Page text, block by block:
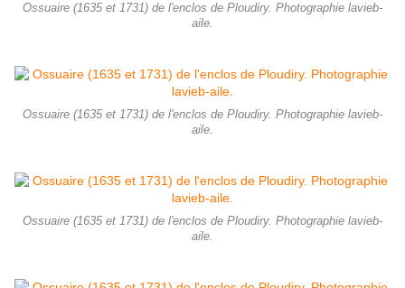
Ossuaire (1635 et 1731) de l'enclos de Ploudiry. Photographie lavieb-
aile.
Ossuaire (1635 et 1731) de l'enclos de Ploudiry. Photographie lavieb-
aile.
Ossuaire (1635 et 1731) de l'enclos de Ploudiry. Photographie lavieb-
aile.